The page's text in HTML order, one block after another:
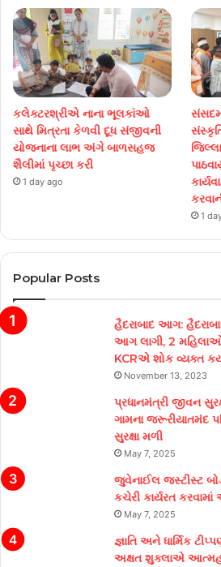
કલેક્ટરશ્રીએ નાના ભૂલકાંઓ
સાથે મિત્રતા કેળવી દૂધ સંજીવની
યોજનાના લાભ અંગે બાળસહજ
શૈલીમાં પૃચ્છા કરી
1 day ago
1
Popular Posts
હૈદરાબાદ આગ:
આગ લાગી, 2 મહિલાઓ
KCRએ શોક વ્યક્ત
November 13, 2023
પ્રધાનમંત્રી જીવન
ગામના જરૂરીયાતમંદ
સુરક્ષા મળી
May 7, 2025
જુવેનાઈલ જસ્ટીસ્ટ
કચેરી કાર્યરત
May 7, 2025
જ્ઞાતિ અને ધાર્મિક
અક્ષત શુક્લાએ